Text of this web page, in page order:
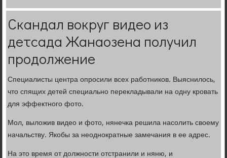
Скандал вокруг видео из
детсада Жанаозена получил
продолжение
Специалисты центра опросили всех работников. Выяснилось,
что спящих детей специально перекладывали на одну кровать
для эффектного фото.
Мол, выложив видео и фото, нянечка решила насолить своему
начальству. Якобы за неоднократные замечания в ее адрес.
На это время от должности отстранили и няню, и